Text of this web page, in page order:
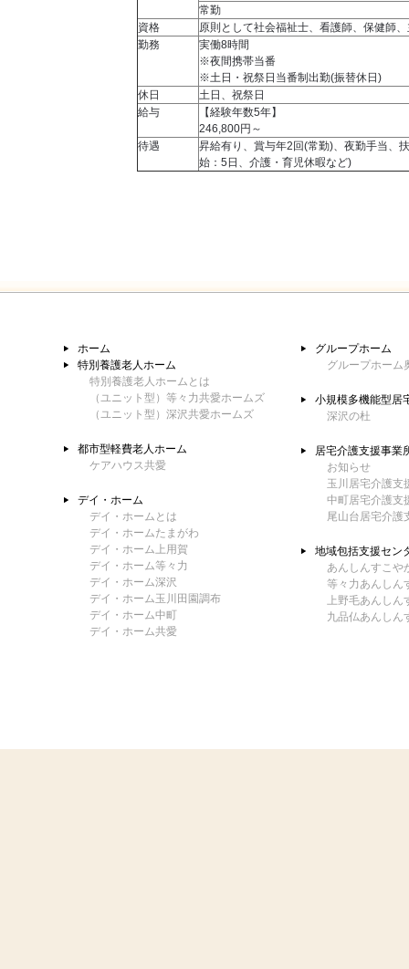
常勤
資格
原則として社会福祉士、看護師、保健師
勤務
実働8時間
※夜間携帯当番
※土日・祝祭日当番制出勤(振替休日)
休日
土日、祝祭日
給与
【経験年数5年】
246,800円～
待遇
昇給有り、賞与年2回(常勤)、夜勤手当、
始：5日、介護・育児休暇など)
ホーム
特別養護老人ホーム
特別養護老人ホームとは
（ユニット型）等々力共愛ホームズ
（ユニット型）深沢共愛ホームズ
都市型軽費老人ホーム
ケアハウス共愛
デイ・ホーム
デイ・ホームとは
デイ・ホームたまがわ
デイ・ホーム上用賀
デイ・ホーム等々力
デイ・ホーム深沢
デイ・ホーム玉川田園調布
デイ・ホーム中町
デイ・ホーム共愛
グループホーム
グループホーム
小規模多機能型居
深沢の杜
居宅介護支援事業
お知らせ
玉川居宅介護支
中町居宅介護支
尾山台居宅介護
地域包括支援セン
あんしんすこや
等々力あんしん
上野毛あんし
九品仏あんしん